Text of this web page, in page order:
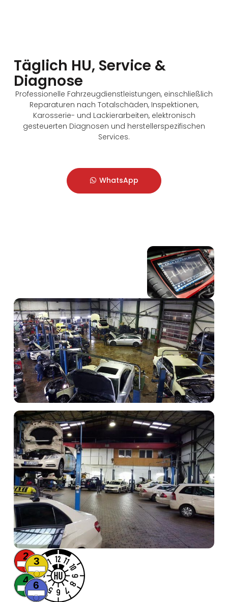
Täglich HU, Service &
Diagnose
Professionelle Fahrzeugdienstleistungen, einschließlich
Reparaturen nach Totalschäden, Inspektionen,
Karosserie- und Lackierarbeiten, elektronisch
gesteuerten Diagnosen und herstellerspezifischen
Services.
WhatsApp